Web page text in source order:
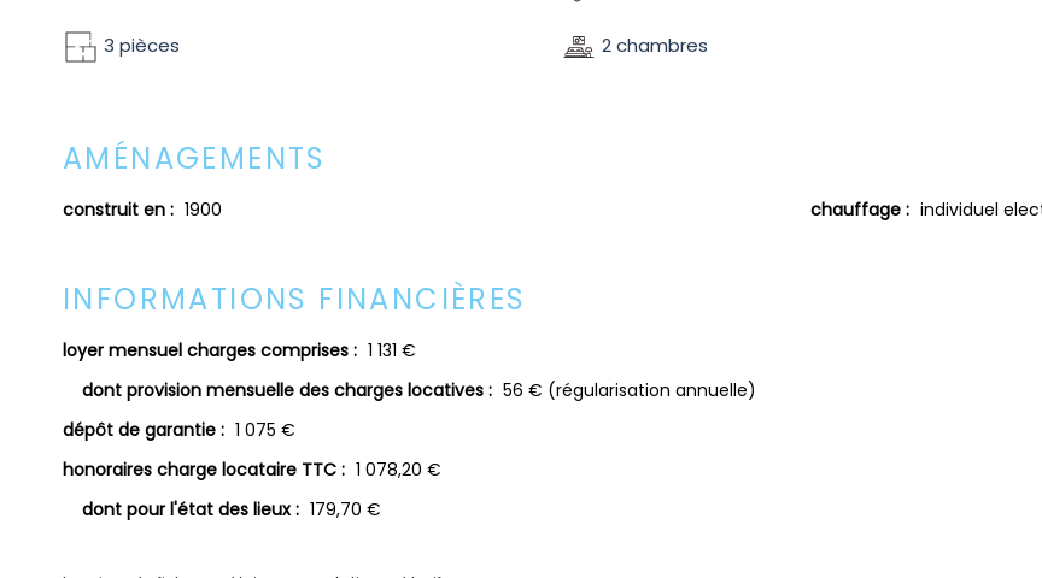
3 pièces 2 chambres
AMÉNAGEMENTS
construit en : 1900 chauffage : individuel
INFORMATIONS FINANCIÈRES
loyer mensuel charges comprises : 1 131 €
dont provision mensuelle des charges locatives : 56 € (régularisation annuelle)
dépôt de garantie : 1 075 €
honoraires charge locataire TTC : 1 078,20 €
dont pour l'état des lieux : 179,70 €